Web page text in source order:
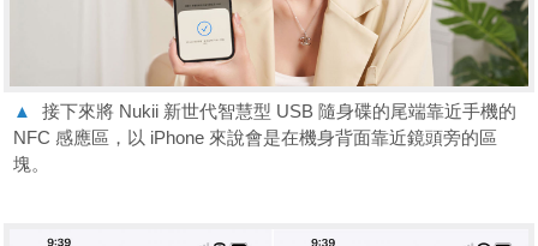
▲
接下來將 Nukii 新世代智慧型 USB 隨身碟的尾端靠近手機的
NFC 感應區，以 iPhone 來說會是在機身背面靠近鏡頭旁的區
塊。